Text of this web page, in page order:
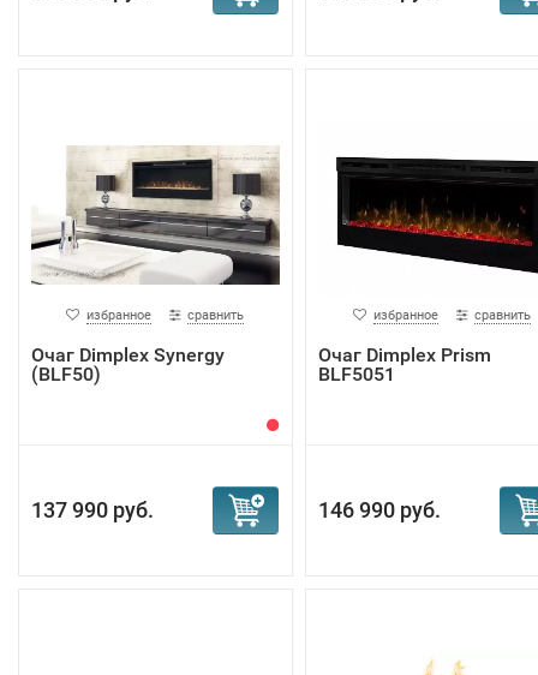
избранное сравнить
Очаг Dimplex Synergy
(BLF50)
137 990 руб.
избранное сравнить
Очаг Dimplex Prism
BLF5051
146 990 руб.